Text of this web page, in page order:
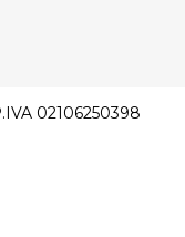
02106250398